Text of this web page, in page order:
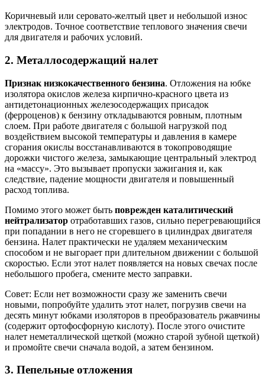
Коричневый или серовато-желтый цвет и небольшой износ
электродов. Точное соответствие теплового значения свечи
для двигателя и рабочих условий.
2. Металлосодержащий налет
Признак низкокачественного бензина. Отложения на юбке
изолятора окислов железа кирпично-красного цвета из
антидетонационных железосодержащих присадок
(ферроценов) к бензину откладываются ровным, плотным
слоем. При работе двигателя с большой нагрузкой под
воздействием высокой температуры и давления в камере
сгорания окислы восстанавливаются в токопроводящие
дорожки чистого железа, замыкающие центральный электрод
на «массу». Это вызывает пропуски зажигания и, как
следствие, падение мощности двигателя и повышенный
расход топлива.
Помимо этого может быть поврежден каталитический
нейтрализатор отработавших газов, сильно перегревающийся
при попадании в него не сгоревшего в цилиндрах двигателя
бензина. Налет практически не удаляем механическим
способом и не выгорает при длительном движении с большой
скоростью. Если этот налет появляется на новых свечах после
небольшого пробега, смените место заправки.
Совет: Если нет возможности сразу же заменить свечи
новыми, попробуйте удалить этот налет, погрузив свечи на
десять минут юбками изоляторов в преобразователь ржавчины
(содержит ортофосфорную кислоту). После этого очистите
налет неметаллической щеткой (можно старой зубной щеткой)
и промойте свечи сначала водой, а затем бензином.
3. Пепельные отложения